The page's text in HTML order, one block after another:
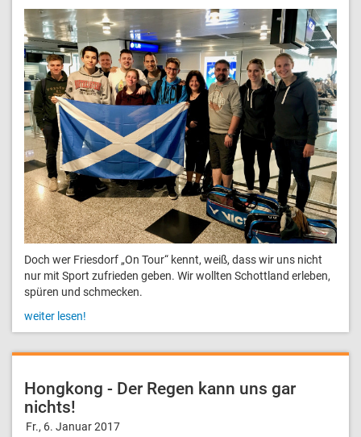
Doch wer Friesdorf „On Tour“ kennt, weiß, dass wir uns nicht
nur mit Sport zufrieden geben. Wir wollten Schottland erleben,
spüren und schmecken.
weiter lesen!
Hongkong - Der Regen kann uns gar
nichts!
Fr., 6. Januar 2017